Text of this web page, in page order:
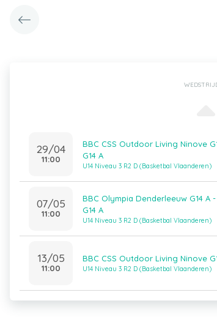
29/04
11:00
BBC CSS Outdoor Living Ninove
G14 A
U14 Niveau 3 R2 D (Basketbal Vlaanderen)
07/05
11:00
BBC Olympia Denderleeuw G14 A
G14 A
U14 Niveau 3 R2 D (Basketbal Vlaanderen)
13/05
11:00
BBC CSS Outdoor Living Ninove
U14 Niveau 3 R2 D (Basketbal Vlaanderen)